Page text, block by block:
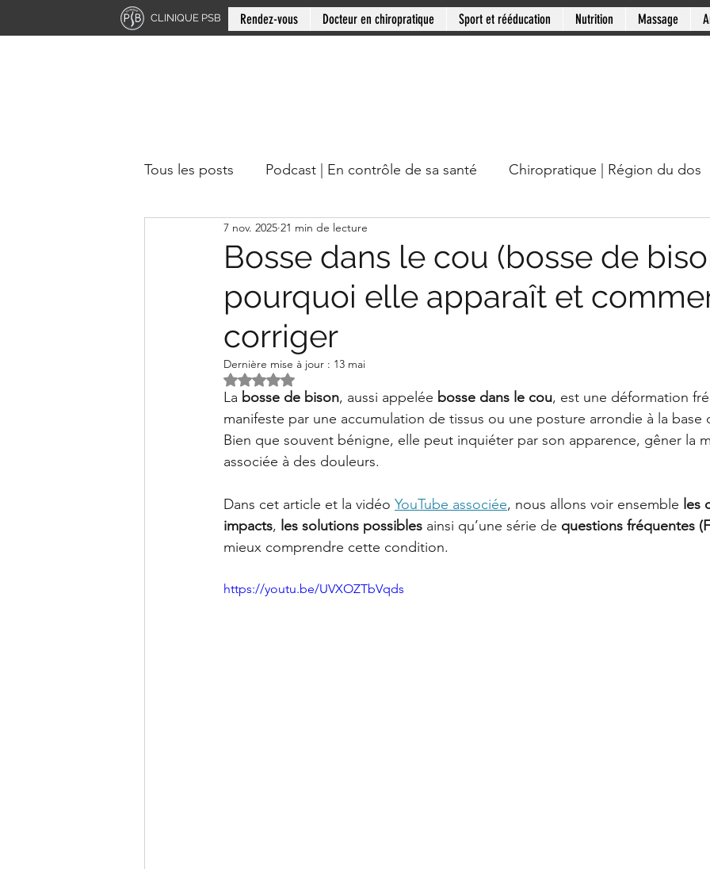
CLINIQUE PSB Rendez-vous Docteur en chiropratique Sport et rééducation Nutrition Massage
Tous les posts Podcast | En contrôle de sa santé Chiropratique | Région du dos
Chiropratique | Région du cou
Docteur en chiropratique Mini-série: Douleur chronique Clinique PSB:
Clinique PSB à Sainte-Julie: Offres
Bosse dans le cou (bosse de
pourquoi elle apparaît et
corriger
7 nov. 2025 21 min de lecture
Dernière mise à jour : 13 mai
Noté NaN étoiles sur 5.
La bosse de bison, aussi appelée bosse dans le cou, est une déformation
manifeste par une accumulation de tissus ou une posture arrondie à la base
Bien que souvent bénigne, elle peut inquiéter par son apparence, gêner la
associée à des douleurs.
Dans cet article et la vidéo YouTube associée, nous allons voir ensemble les
impacts, les solutions possibles ainsi qu’une série de questions fréquentes
mieux comprendre cette condition.
https://youtu.be/UVXOZTbVqds